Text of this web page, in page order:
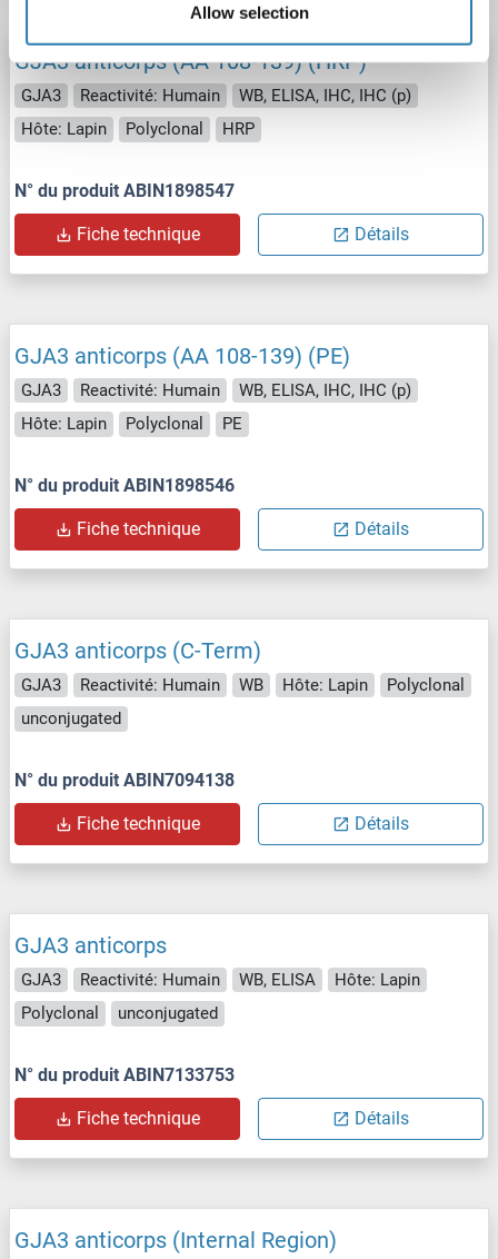
Allow selection
GJA3 anticorps (AA 108-139) (HRP)
GJA3 Reactivité: Humain
WB, ELISA, IHC, IHC (p)
Hôte: Lapin
Polyclonal HRP
N° du produit ABIN1898547
Fiche technique Détails
GJA3 anticorps (AA 108-139) (PE)
GJA3 Reactivité: Humain
WB, ELISA, IHC, IHC (p)
Hôte: Lapin
Polyclonal PE
N° du produit ABIN1898546
Fiche technique Détails
GJA3 anticorps (C-Term)
GJA3 Reactivité: Humain WB Hôte: Lapin
Polyclonal
unconjugated
N° du produit ABIN7094138
Fiche technique Détails
GJA3 anticorps
GJA3 Reactivité: Humain WB, ELISA
Hôte: Lapin
Polyclonal
unconjugated
N° du produit ABIN7133753
Fiche technique Détails
GJA3 anticorps (Internal Region)